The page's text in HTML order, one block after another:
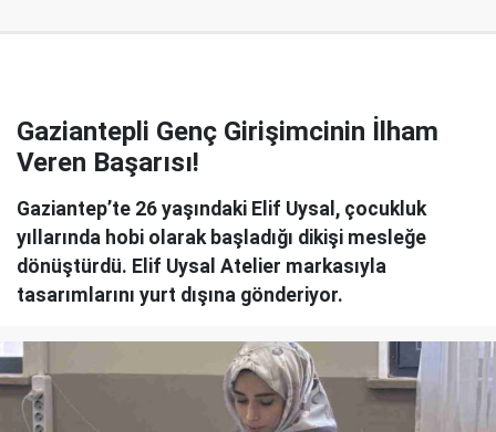
Gaziantepli Genç Girişimcinin İlham
Veren Başarısı!
Gaziantep’te 26 yaşındaki Elif Uysal, çocukluk
yıllarında hobi olarak başladığı dikişi mesleğe
dönüştürdü. Elif Uysal Atelier markasıyla
tasarımlarını yurt dışına gönderiyor.